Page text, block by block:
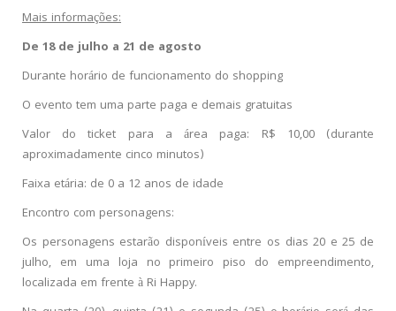
Mais informações:
De 18 de julho a 21 de agosto
Durante horário de funcionamento do shopping
O evento tem uma parte paga e demais gratuitas
Valor do ticket para a área paga: R$ 10,00 (durante
aproximadamente cinco minutos)
Faixa etária: de 0 a 12 anos de idade
Encontro com personagens:
Os personagens estarão disponíveis entre os dias 20 e 25 de
julho, em uma loja no primeiro piso do empreendimento,
localizada em frente à Ri Happy.